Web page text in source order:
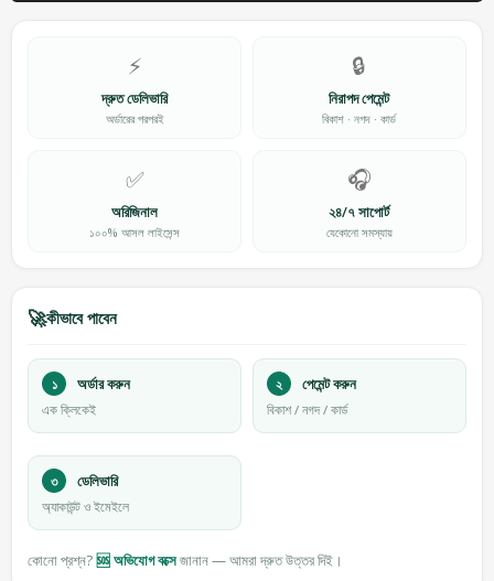
⚡
দ্রুত ডেলিভারি
অর্ডারের পরপরই
🔒
নিরাপদ পেমেন্ট
বিকাশ · নগদ · কার্ড
✅
অরিজিনাল
১০০% আসল লাইসেন্স
🎧
২৪/৭ সাপোর্ট
যেকোনো সমস্যায়
🚀কীভাবে পাবেন
১ অর্ডার করুন
এক ক্লিকেই
২ পেমেন্ট করুন
বিকাশ / নগদ / কার্ড
৩ ডেলিভারি
অ্যাকাউন্ট ও ইমেইলে
কোনো প্রশ্ন?🆘 অভিযোগ বক্সেজানান — আমরা দ্রুত উত্তর দিই।